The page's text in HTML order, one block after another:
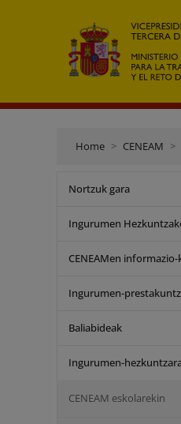
Home CENEAM
Nortzuk gara
Ingurumen
CENEAMen
Ingurumen-
Baliabideak
Ingurumen-
CENEAM eskolarekin